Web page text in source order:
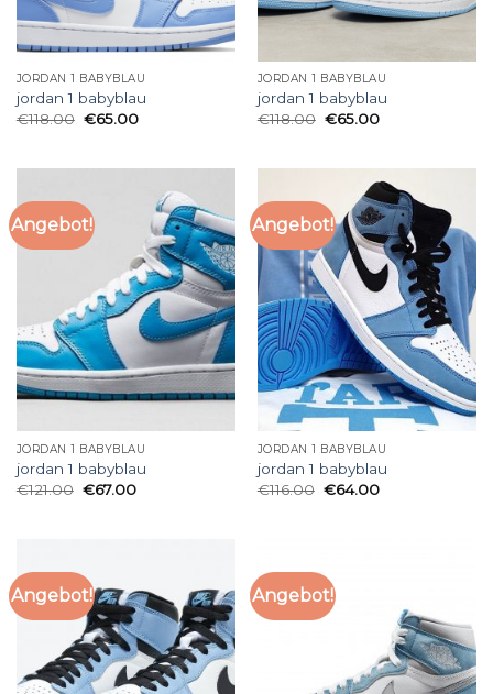
JORDAN 1 BABYBLAU
jordan 1 babyblau
€118.00 €65.00
JORDAN 1 BABYBLAU
jordan 1 babyblau
€118.00 €65.00
Angebot!
JORDAN 1 BABYBLAU
jordan 1 babyblau
€121.00 €67.00
Angebot!
JORDAN 1 BABYBLAU
jordan 1 babyblau
€116.00 €64.00
Angebot! Angebot!